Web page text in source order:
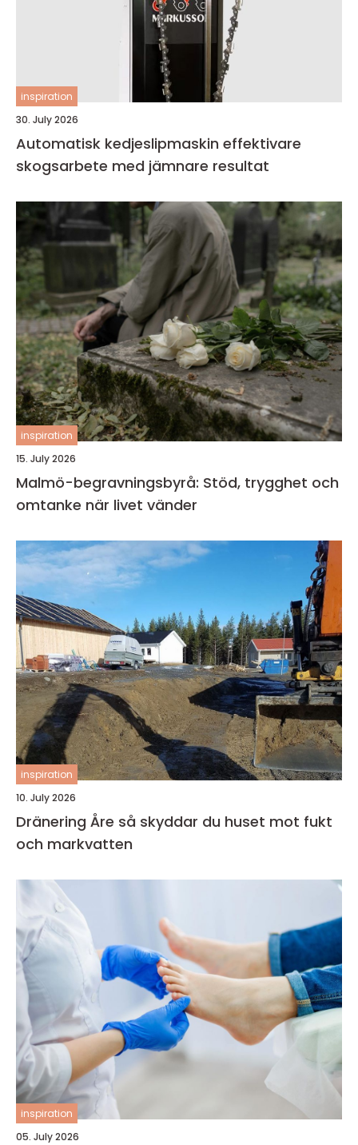
inspiration
30. July 2026
Automatisk kedjeslipmaskin effektivare
skogsarbete med jämnare resultat
inspiration
15. July 2026
Malmö-begravningsbyrå: Stöd, trygghet och
omtanke när livet vänder
inspiration
10. July 2026
Dränering Åre så skyddar du huset mot fukt
och markvatten
inspiration
05. July 2026